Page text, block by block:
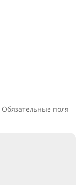
Обязательные поля